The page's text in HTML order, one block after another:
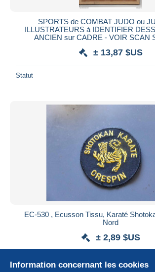
SPORTS de COMBAT JUDO ou
ILLUSTRATEURS à IDENTIFIER
ANCIEN sur CADRE - VOIR SCAN
± 13,87 $US
Statut
EC-530 , Ecusson Tissu, Karaté
Nord
± 2,89 $US
Statut
Information concernant les cookies